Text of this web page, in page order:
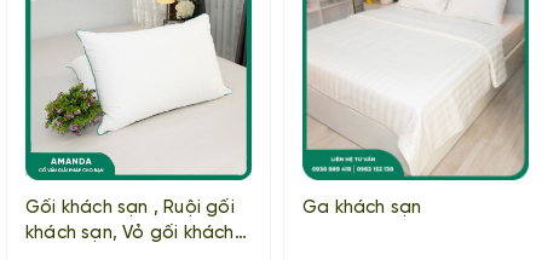
Gối khách sạn , Ruội gối
khách sạn, Vỏ gối khách
Ga khách sạn